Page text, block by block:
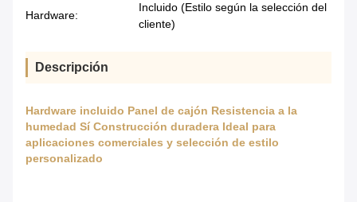
Hardware:
Incluido (Estilo según la selección del
cliente)
Descripción
Hardware incluido Panel de cajón Resistencia a la
humedad Sí Construcción duradera Ideal para
aplicaciones comerciales y selección de estilo
personalizado